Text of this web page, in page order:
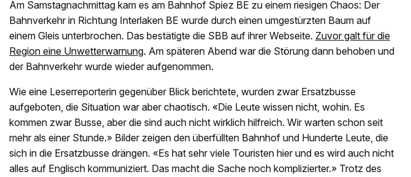
Am Samstagnachmittag kam es am Bahnhof Spiez BE zu einem riesigen Chaos: Der
Bahnverkehr in Richtung Interlaken BE wurde durch einen umgestürzten Baum auf
einem Gleis unterbrochen. Das bestätigte die SBB auf ihrer Webseite. Zuvor galt für die
Region eine Unwetterwarnung. Am späteren Abend war die Störung dann behoben und
der Bahnverkehr wurde wieder aufgenommen.
Wie eine Leserreporterin gegenüber Blick berichtete, wurden zwar Ersatzbusse
aufgeboten, die Situation war aber chaotisch. «Die Leute wissen nicht, wohin. Es
kommen zwar Busse, aber die sind auch nicht wirklich hilfreich. Wir warten schon seit
mehr als einer Stunde.» Bilder zeigen den überfüllten Bahnhof und Hunderte Leute, die
sich in die Ersatzbusse drängen. «Es hat sehr viele Touristen hier und es wird auch nicht
alles auf Englisch kommuniziert. Das macht die Sache noch komplizierter.» Trotz des